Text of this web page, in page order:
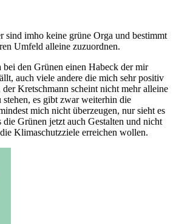
sind imho keine grüne Orga und bestimmt
Umfeld alleine zuzuordnen.
bei den Grünen einen Habeck der mir
auch viele andere die mich sehr positiv
der Kretschmann scheint nicht mehr alleine
es gibt zwar weiterhin die
mich nicht überzeugen, nur sieht es
die Grünen jetzt auch Gestalten und nicht
Klimaschutzziele erreichen wollen.